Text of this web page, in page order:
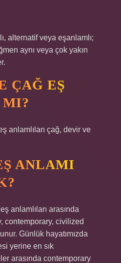
alternatif veya eşanlamlı;
aynı veya çok yakın
ÇAĞ EŞ
anlamlıları çağ, devir ve
ANLAMI
anlamlıları arasında
contemporary, civilized
Günlük hayatımızda
yerine en sık
arasında contemporary